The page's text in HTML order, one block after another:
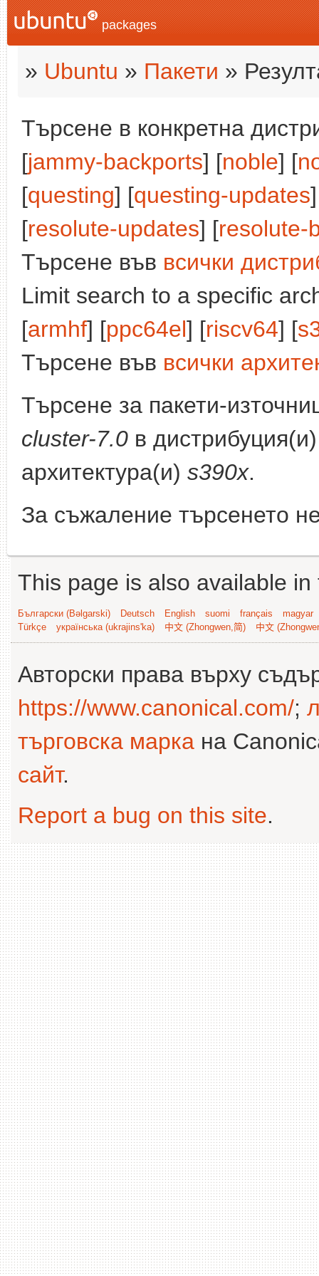
packages
» Ubuntu » Пакети »
Търсене в конкретна
[jammy-backports] [noble] [
[questing] [questing-updates
[resolute-updates] [resolute-
Търсене във всички
Limit search to a specific
[armhf] [ppc64el] [riscv64] [
Търсене във всички
Търсене за пакети-
cluster-7.0 в
архитектура(и) s390x.
За съжаление търсенето
This page is also available
Български (Bəlgarski) Deutsch English suomi français
magyar
Türkçe
українська (ukrajins'ka) 中文 (Zhongwen,简) 中文
Авторски права върху
https://www.canonical.com/;
търговска марка на
сайт.
Report a bug on this site.